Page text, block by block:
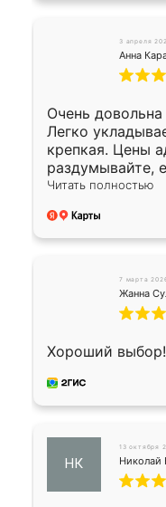
3 апреля
Анна
Очень
Легко
крепкая. Цены
раздумывайте,
двор!
Читать полностью
7 марта
Жанна
Хороший выбор!
НК
13 октября
Николай